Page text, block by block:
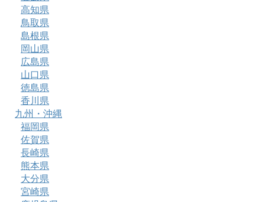
高知県
鳥取県
島根県
岡山県
広島県
山口県
徳島県
香川県
九州・沖縄
福岡県
佐賀県
長崎県
熊本県
大分県
宮崎県